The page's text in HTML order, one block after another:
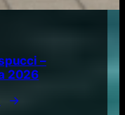
–
2026
→